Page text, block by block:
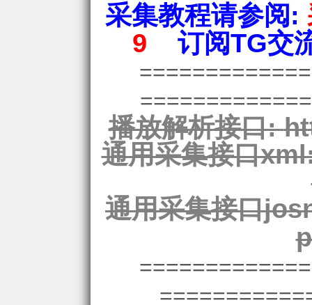
采集教程请参阅:
9
订阅TG交
播放解析接口:
通用采集接口
通用采集接口